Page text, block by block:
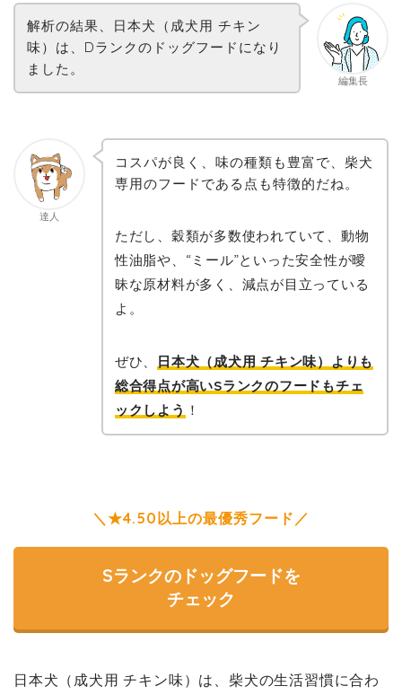
編集長
解析の結果、日本犬（成犬用 チキン
味）は、Dランクのドッグフードになり
ました。
達人
コスパが良く、味の種類も豊富で、柴犬
専用のフードである点も特徴的だね。
ただし、穀類が多数使われていて、動物
性油脂や、“ミール”といった安全性が曖
昧な原材料が多く、減点が目立っている
よ。
ぜひ、
日本犬（成犬用 チキン味）よりも
総合得点が高いSランクのフードもチェ
ックしよう ！
＼★4.50以上の最優秀フード／
Sランクのドッグフードを
チェック
日本犬（成犬用 チキン味）は、柴犬の生活習慣に合わ